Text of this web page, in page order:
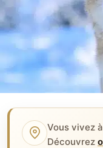
Vous vivez
Découvrez